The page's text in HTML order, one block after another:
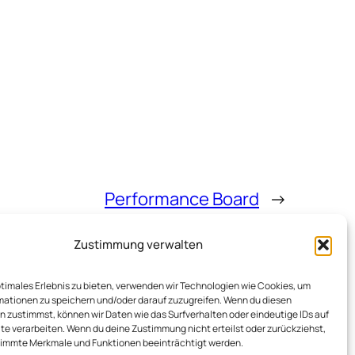
Zustimmung verwalten
Erlebnis zu bieten, verwenden wir Technologien wie Cookies, um
zu speichern und/oder darauf zuzugreifen. Wenn du diesen
zustimmst, können wir Daten wie das Surfverhalten oder eindeutige IDs auf
verarbeiten. Wenn du deine Zustimmung nicht erteilst oder zurückziehst,
Merkmale und Funktionen beeinträchtigt werden.
Performance Board →